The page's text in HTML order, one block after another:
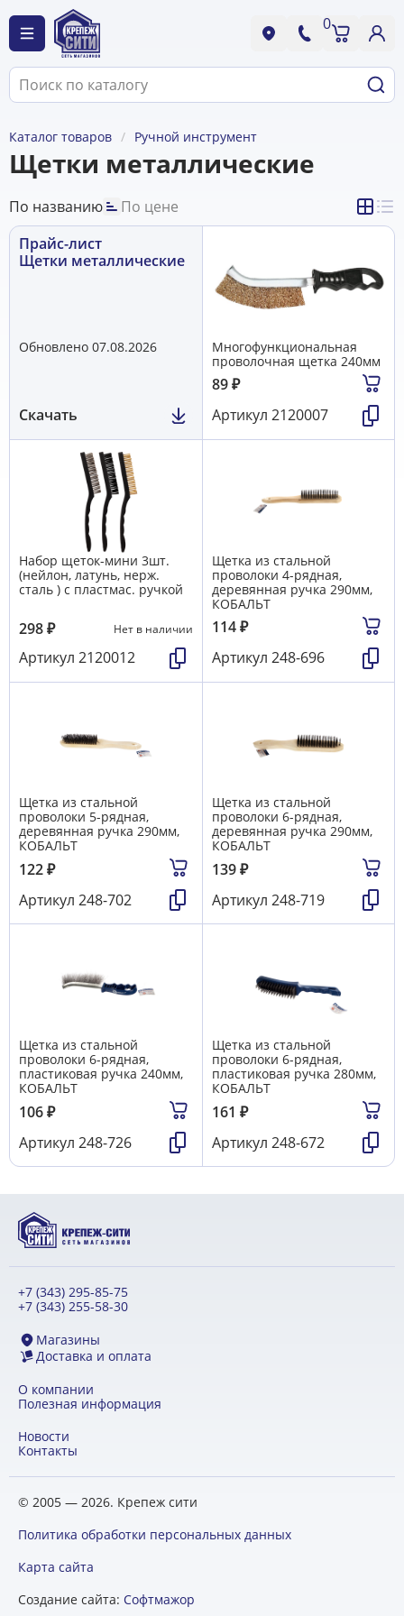
0
Каталог товаров Ручной инструмент
Щетки металлические
По названию
По цене
Прайс-лист
Щетки металлические
Обновлено 07.08.2026
Скачать
Многофункциональная
проволочная щетка 240мм
89₽
Артикул 2120007
Набор щеток-мини 3шт.
(нейлон, латунь, нерж.
сталь ) с пластмас. ручкой
298₽ Нет в наличии
Артикул 2120012
Щетка из стальной
проволоки 4-рядная,
деревянная ручка 290мм,
КОБАЛЬТ
114₽
Артикул 248-696
Щетка из стальной
проволоки 5-рядная,
деревянная ручка 290мм,
КОБАЛЬТ
122₽
Артикул 248-702
Щетка из стальной
проволоки 6-рядная,
деревянная ручка 290мм,
КОБАЛЬТ
139₽
Артикул 248-719
Щетка из стальной
проволоки 6-рядная,
пластиковая ручка 240мм,
КОБАЛЬТ
106₽
Артикул 248-726
Щетка из стальной
проволоки 6-рядная,
пластиковая ручка 280мм,
КОБАЛЬТ
161 ₽
Артикул 248-672
+7 (343) 295-85-75
+7 (343) 255-58-30
Магазины
Доставка и оплата
О компании
Полезная информация
Новости
Контакты
© 2005 — 2026. Крепеж сити
Политика обработки персональных данных
Карта сайта
Создание сайта: Софтмажор